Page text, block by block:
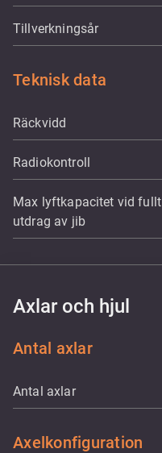
Tillverkningsår
Teknisk data
Räckvidd
Radiokontroll
Max lyftkapacitet vid fullt
utdrag av jib
Axlar och hjul
Antal axlar
Antal axlar
Axelkonfiguration